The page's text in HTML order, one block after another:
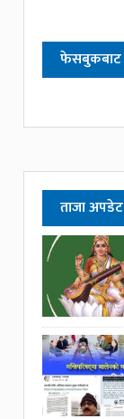
फेसबुकबाट
ताजा अपडेट